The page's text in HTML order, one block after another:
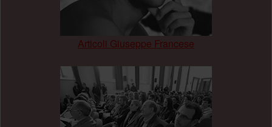
Articoli Giuseppe Francese